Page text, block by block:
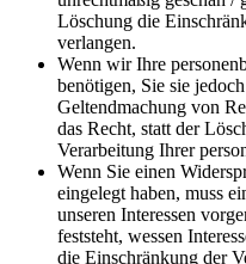
Löschung die
verlangen.
Wenn wir Ihre
benötigen, Sie sie
Geltendmachung von
das Recht, statt der
Verarbeitung Ihrer
Wenn Sie einen
eingelegt haben, muss
unseren Interessen
feststeht, wessen
die Einschränkung der